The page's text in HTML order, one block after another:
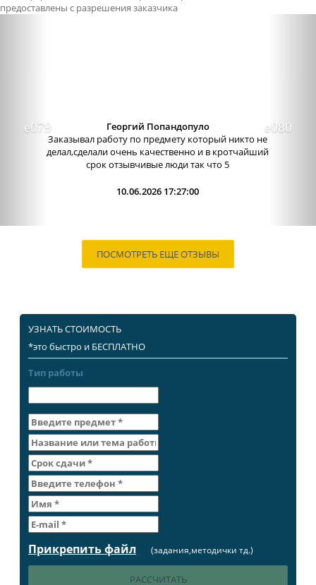
предоставлены с разрешения заказчика
Георгий Попандопуло
Заказывал работу по предмету который никто не
делал,сделали очень качественно и в кротчайший
срок отзывчивые люди так что 5
10.06.2026 17:27:00
ПОСМОТРЕТЬ ЕЩЕ ОТЗЫВЫ
УЗНАТЬ СТОИМОСТЬ
*это быстро и БЕСПЛАТНО
Тип работы
Прикрепить файл (задания,методички тд.)